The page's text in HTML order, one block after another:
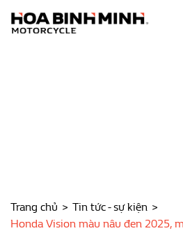
Trang chủ
Tin tức - sự kiện
Honda Vision màu nâu đen 2025,